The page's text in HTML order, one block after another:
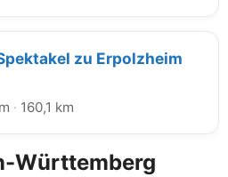
zu Erpolzheim
· 160,1 km
Württemberg